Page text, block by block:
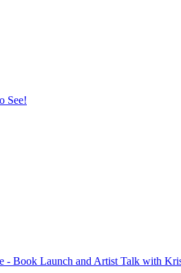
See!
- Book Launch and Artist Talk with